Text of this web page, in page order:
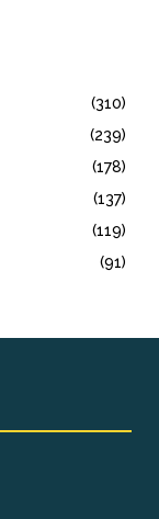
(310)
(239)
(178)
(137)
(119)
(91)